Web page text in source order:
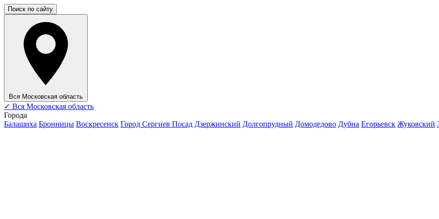
Поиск по сайту
Вся Московская область
✓ Вся Московская область
Города
Балашиха Бронницы Воскресенск Город Сергиев Посад Дзержинский Долгопрудный Домодедово Дубна Егорьевск Жуковский